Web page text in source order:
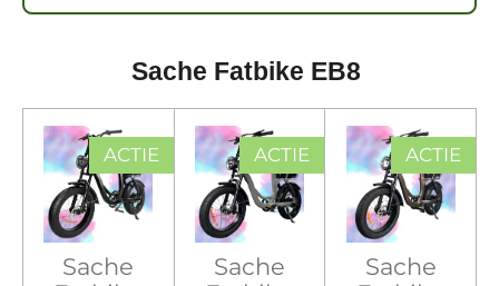
Sache Fatbike EB8
ACTIE
Sache
ACTIE
Sache
ACTIE
Sache